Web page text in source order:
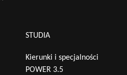
STUDIA
Kierunki i specjalności
POWER 3.5